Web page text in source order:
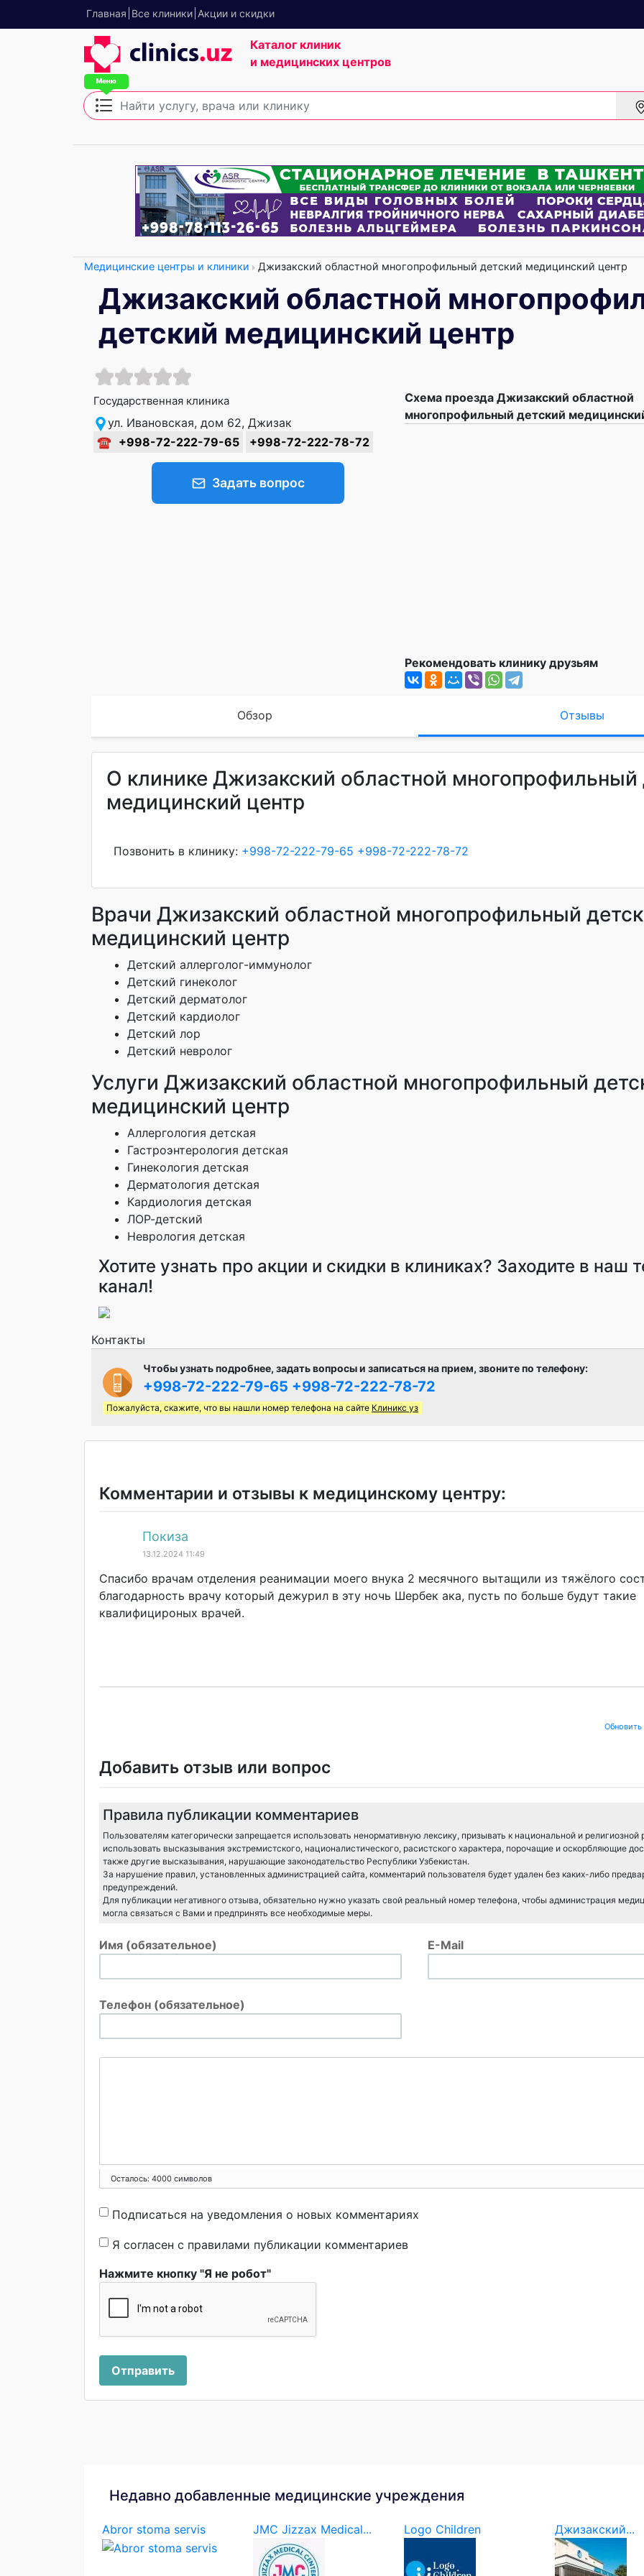
Главная Все клиники Акции и скидки
Каталог клиник
и медицинских центров
Медицинские центры и клиники Джизакский областной многопрофильный детский медицинский центр
Джизакский областной
детский медицинский центр
Государственная клиника
ул. Ивановская, дом 62, Джизак
☎ +998-72-222-79-65 +998-72-222-78-72
Задать вопрос
Схема проезда Джизакский областной
многопрофильный детский
Рекомендовать клинику друзьям
Обзор Отзывы
О клинике Джизакский областной многопрофильный
медицинский центр
Позвонить в клинику: +998-72-222-79-65 +998-72-222-78-72
Врачи Джизакский областной многопрофильный
медицинский центр
Детский аллерголог-иммунолог
Детский гинеколог
Детский дерматолог
Детский кардиолог
Детский лор
Детский невролог
Услуги Джизакский областной многопрофильный
медицинский центр
Аллергология детская
Гастроэнтерология детская
Гинекология детская
Дерматология детская
Кардиология детская
ЛОР-детский
Неврология детская
Хотите узнать про акции и скидки в клиниках? Заходите в наш
канал!
Контакты
Чтобы узнать подробнее, задать вопросы и записаться на прием, звоните по телефону:
+998-72-222-79-65 +998-72-222-78-72
Пожалуйста, скажите, что вы нашли номер телефона на сайте Клиникс уз
Комментарии и отзывы к медицинскому центру:
Покиза
13.12.2024 11:49
Спасибо врачам отделения реанимации моего внука 2 месячного вытащили из тяжёлого
благодарность врачу который дежурил в эту ночь Шербек ака, пусть по больше будут такие
квалифицироных врачей.
Обновить
Добавить отзыв или вопрос
Правила публикации комментариев
Пользователям категорически запрещается использовать ненормативную лексику, призывать к национальной и религиозной
использовать высказывания экстремистского, националистического, расистского характера, порочащие и оскорбляющие
также другие высказывания, нарушающие законодательство Республики Узбекистан.
За нарушение правил, установленных администрацией сайта, комментарий пользователя будет удален без каких-либо
предупреждений.
Для публикации негативного отзыва, обязательно нужно указать свой реальный номер телефона, чтобы администрация
могла связаться с Вами и предпринять все необходимые меры.
Имя (обязательное) E-Mail
Телефон (обязательное)
Осталось: 4000 символов
Подписаться на уведомления о новых комментариях
Я согласен с правилами публикации комментариев
Нажмите кнопку "Я не робот"
Отправить
Недавно добавленные медицинские учреждения
Abror stoma servis JMC Jizzax Medical... Logo Children Джизакский...